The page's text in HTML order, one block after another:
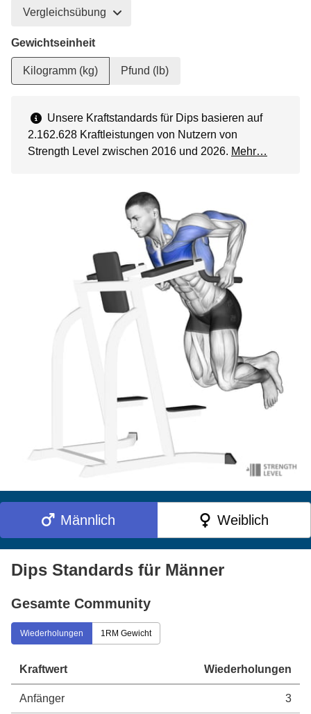
Vergleichsübung
Gewichtseinheit
Kilogramm (kg) Pfund (lb)
Unsere Kraftstandards für Dips basieren auf
2.162.628 Kraftleistungen von Nutzern von
Strength Level zwischen 2016 und 2026. Mehr…
Männlich Weiblich
Dips Standards für Männer
Gesamte Community
Wiederholungen 1RM Gewicht
Kraftwert Wiederholungen
Anfänger 3